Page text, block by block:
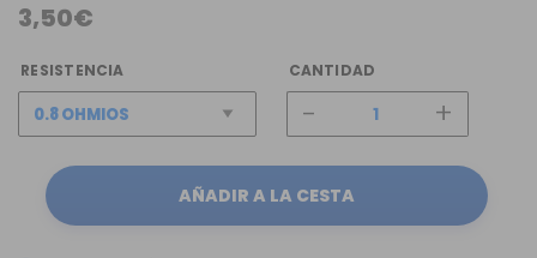
3,50€
RESISTENCIA CANTIDAD
- +
AÑADIR A LA CESTA